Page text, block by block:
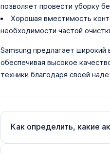
позволяет провести уборку
Хорошая вместимость
необходимости частой
Samsung предлагает
обеспечивая высокое
техники благодаря своей
Как определить, какие